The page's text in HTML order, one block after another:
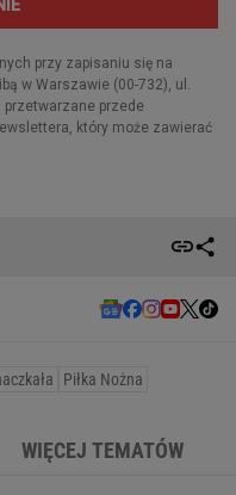
Piłka Nożna
WIĘCEJ TEMATÓW